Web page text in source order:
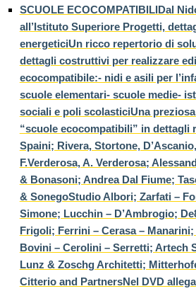
SCUOLE ECOCOMPATIBILIDal
all’Istituto Superiore Progetti,
energeticiUn ricco repertorio di
dettagli costruttivi per realizzare
ecocompatibile:- nidi e asili per
scuole elementari- scuole medie-
sociali e poli scolasticiUna
“scuole ecocompatibili” in dettagli
Spaini; Rivera, Stortone,
F.Verderosa, A. Verderosa;
& Bonasoni; Andrea Dal Fiume;
& SonegoStudio Albori; Zarfati –
Simone; Lucchin – D’Ambrogio;
Frigoli; Ferrini – Cerasa –
Bovini – Cerolini – Serretti; Artech
Lunz & Zoschg Architetti;
Citterio and PartnersNel DVD